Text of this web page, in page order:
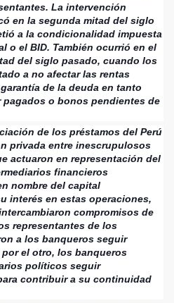
La intervención
en la segunda mitad del siglo
a la condicionalidad impuesta
o el BID. También ocurrió en el
del siglo pasado, cuando los
a no afectar las rentas
de la deuda en tanto
o bonos pendientes de
de los préstamos del Perú
privada entre inescrupulosos
actuaron en representación del
financieros
nombre del capital
interés en estas operaciones,
compromisos de
representantes de los
a los banqueros seguir
el otro, los banqueros
políticos seguir
contribuir a su continuidad